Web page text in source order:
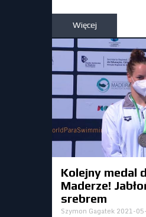
Więcej
Kolejny medal
Maderze!
srebrem
Szymon Gagatek 2021-